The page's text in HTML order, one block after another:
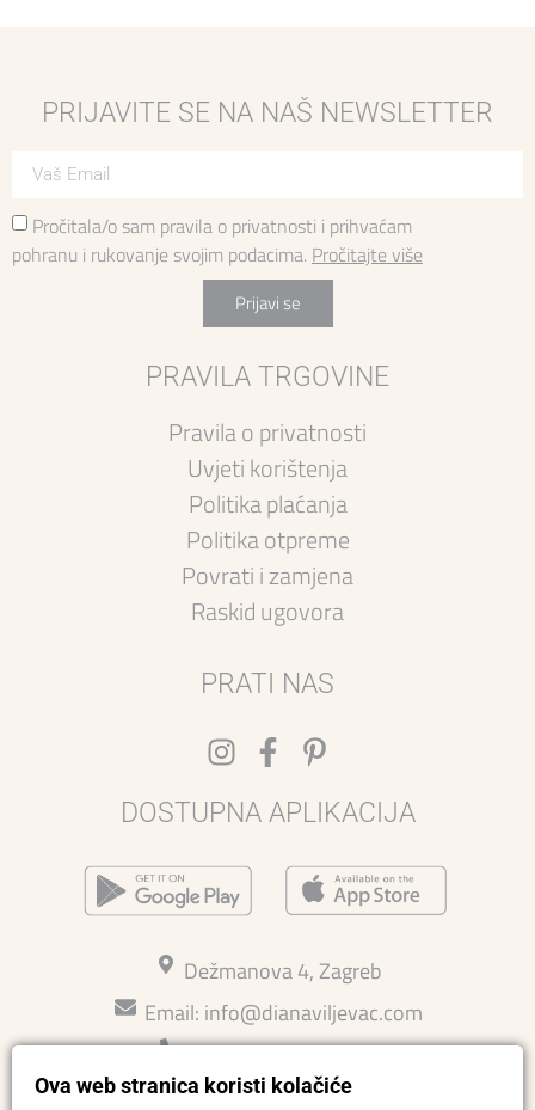
PRIJAVITE SE NA NAŠ NEWSLETTER
Pročitala/o sam pravila o privatnosti i prihvaćam
pohranu i rukovanje svojim podacima. Pročitajte više
Prijavi se
PRAVILA TRGOVINE
Pravila o privatnosti
Uvjeti korištenja
Politika plaćanja
Politika otpreme
Povrati i zamjena
Raskid ugovora
PRATI NAS
DOSTUPNA APLIKACIJA
Dežmanova 4, Zagreb
Email: info@dianaviljevac.com
Kontakt: 015814726
Ljetno radno vrijeme 27.7.-15.8
Ova web stranica koristi kolačiće